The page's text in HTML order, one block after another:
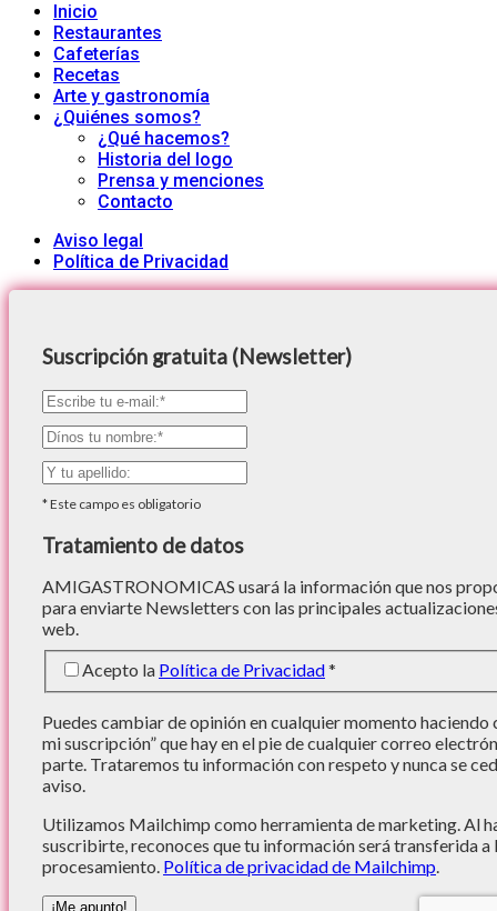
Inicio
Restaurantes
Cafeterías
Recetas
Arte y gastronomía
¿Quiénes somos?
¿Qué hacemos?
Historia del logo
Prensa y menciones
Contacto
Aviso legal
Política de Privacidad
Suscripción gratuita (Newsletter)
*Este campo es obligatorio
Tratamiento de datos
AMIGASTRONOMICAS usará la información que nos
para enviarte Newsletters con las principales
web.
Acepto la Política de Privacidad*
Puedes cambiar de opinión en cualquier momento haciendo
mi suscripción” que hay en el pie de cualquier correo
parte. Trataremos tu información con respeto y nunca se
aviso.
Utilizamos Mailchimp como herramienta de marketing. Al
suscribirte, reconoces que tu información será transferida
procesamiento. Política de privacidad de Mailchimp